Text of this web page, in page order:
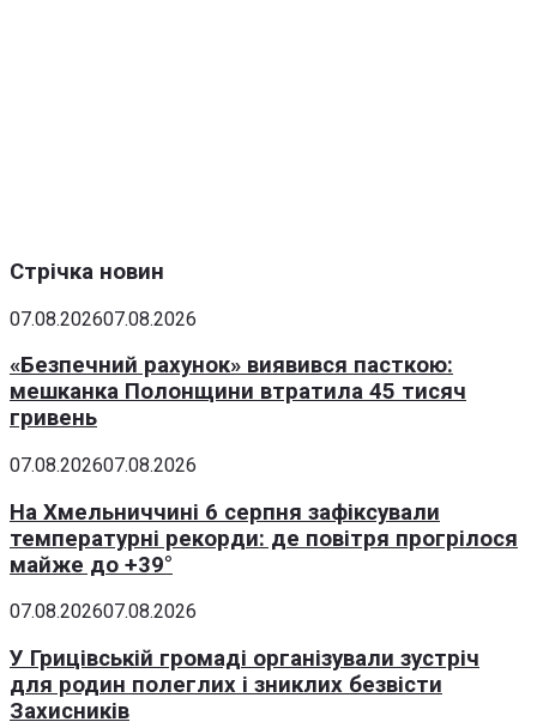
Стрічка новин
07.08.202607.08.2026
«Безпечний рахунок» виявився пасткою:
мешканка Полонщини втратила 45 тисяч
гривень
07.08.202607.08.2026
На Хмельниччині 6 серпня зафіксували
температурні рекорди: де повітря прогрілося
майже до +39°
07.08.202607.08.2026
У Грицівській громаді організували зустріч
для родин полеглих і зниклих безвісти
Захисників